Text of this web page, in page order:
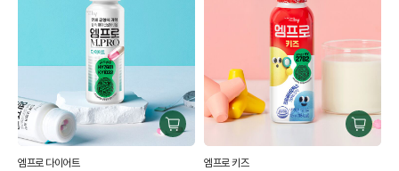
구
매
엠프로 다이어트
구
매
엠프로 키즈